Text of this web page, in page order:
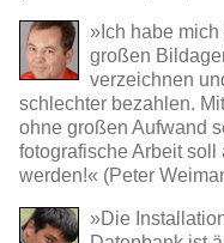
»Ich habe
großen
verzeichnen
schlechter bezahlen.
ohne großen Aufwand
fotografische Arbeit
werden!« (Peter
»Die